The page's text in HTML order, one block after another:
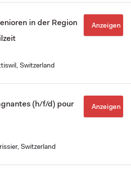
in der Region
Switzerland
Anzeigen
(h/f/d) pour
Switzerland
Anzeigen